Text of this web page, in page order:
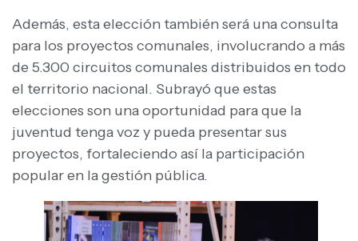
Además, esta elección también será una consulta
para los proyectos comunales, involucrando a más
de 5.300 circuitos comunales distribuidos en todo
el territorio nacional. Subrayó que estas
elecciones son una oportunidad para que la
juventud tenga voz y pueda presentar sus
proyectos, fortaleciendo así la participación
popular en la gestión pública.